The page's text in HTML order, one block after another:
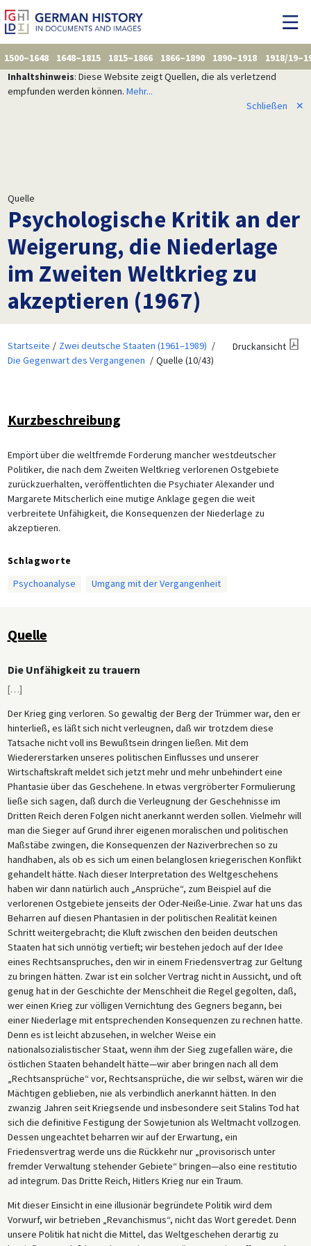
1500–1648 1648–1815 1815–1866 1866–1890 1890–1918
1918/
Inhaltshinweis: Diese Website zeigt Quellen, die als verletzend
empfunden werden können. Mehr...
Schließen
✕
Quelle
Psychologische Kritik an der
Weigerung, die Niederlage
im Zweiten Weltkrieg zu
akzeptieren (1967)
Startseite
Zwei deutsche Staaten (1961–1989)
Die Gegenwart des Vergangenen
Quelle (10/43)
Druckansicht
Kurzbeschreibung
Empört über die weltfremde Forderung mancher westdeutscher
Politiker, die nach dem Zweiten Weltkrieg verlorenen Ostgebiete
zurückzuerhalten, veröffentlichten die Psychiater Alexander und
Margarete Mitscherlich eine mutige Anklage gegen die weit
verbreitete Unfähigkeit, die Konsequenzen der Niederlage zu
akzeptieren.
Schlagworte
Psychoanalyse
Umgang mit der Vergangenheit
Quelle
Die Unfähigkeit zu trauern
[…]
Der Krieg ging verloren. So gewaltig der Berg der Trümmer war, den er
hinterließ, es läßt sich nicht verleugnen, daß wir trotzdem diese
Tatsache nicht voll ins Bewußtsein dringen ließen. Mit dem
Wiedererstarken unseres politischen Einflusses und unserer
Wirtschaftskraft meldet sich jetzt mehr und mehr unbehindert eine
Phantasie über das Geschehene. In etwas vergröberter Formulierung
ließe sich sagen, daß durch die Verleugnung der Geschehnisse im
Dritten Reich deren Folgen nicht anerkannt werden sollen. Vielmehr will
man die Sieger auf Grund ihrer eigenen moralischen und politischen
Maßstäbe zwingen, die Konsequenzen der Naziverbrechen so zu
handhaben, als ob es sich um einen belanglosen kriegerischen Konflikt
gehandelt hätte. Nach dieser Interpretation des Weltgeschehens
haben wir dann natürlich auch „Ansprüche“, zum Beispiel auf die
verlorenen Ostgebiete jenseits der Oder-Neiße-Linie. Zwar hat uns das
Beharren auf diesen Phantasien in der politischen Realität keinen
Schritt weitergebracht; die Kluft zwischen den beiden deutschen
Staaten hat sich unnötig vertieft; wir bestehen jedoch auf der Idee
eines Rechtsanspruches, den wir in einem Friedensvertrag zur Geltung
zu bringen hätten. Zwar ist ein solcher Vertrag nicht in Aussicht, und oft
genug hat in der Geschichte der Menschheit die Regel gegolten, daß,
wer einen Krieg zur völligen Vernichtung des Gegners begann, bei
einer Niederlage mit entsprechenden Konsequenzen zu rechnen hatte.
Denn es ist leicht abzusehen, in welcher Weise ein
nationalsozialistischer Staat, wenn ihm der Sieg zugefallen wäre, die
östlichen Staaten behandelt hätte—wir aber bringen nach all dem
„Rechtsansprüche“ vor, Rechtsansprüche, die wir selbst, wären wir die
Mächtigen geblieben, nie als verbindlich anerkannt hätten. In den
zwanzig Jahren seit Kriegsende und insbesondere seit Stalins Tod hat
sich die definitive Festigung der Sowjetunion als Weltmacht vollzogen.
Dessen ungeachtet beharren wir auf der Erwartung, ein
Friedensvertrag werde uns die Rückkehr nur „provisorisch unter
fremder Verwaltung stehender Gebiete“ bringen—also eine restitutio
ad integrum. Das Dritte Reich, Hitlers Krieg nur ein Traum.
Mit dieser Einsicht in eine illusionär begründete Politik wird dem
Vorwurf, wir betrieben „Revanchismus“, nicht das Wort geredet. Denn
unsere Politik hat nicht die Mittel, das Weltgeschehen derartig zu